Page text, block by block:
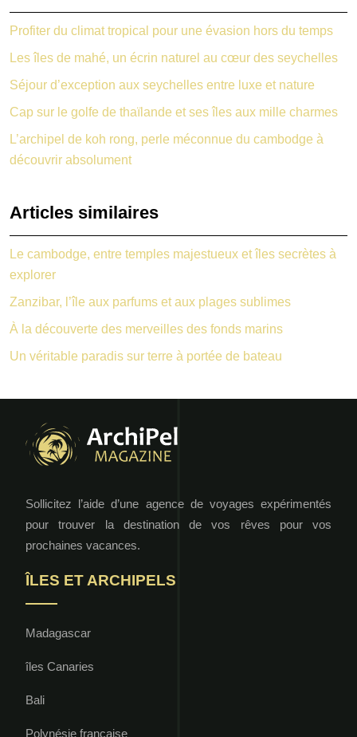
Profiter du climat tropical pour une évasion hors du temps
Les îles de mahé, un écrin naturel au cœur des seychelles
Séjour d’exception aux seychelles entre luxe et nature
Cap sur le golfe de thaïlande et ses îles aux mille charmes
L’archipel de koh rong, perle méconnue du cambodge à
découvrir absolument
Articles similaires
Le cambodge, entre temples majestueux et îles secrètes à
explorer
Zanzibar, l’île aux parfums et aux plages sublimes
À la découverte des merveilles des fonds marins
Un véritable paradis sur terre à portée de bateau
Sollicitez l’aide d’une agence de voyages expérimentés
pour trouver la destination de vos rêves pour vos
prochaines vacances.
ÎLES ET ARCHIPELS
Madagascar
îles Canaries
Bali
Polynésie française